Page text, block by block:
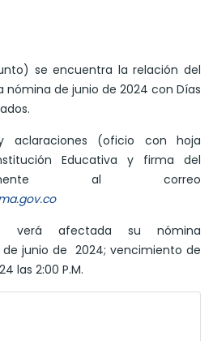
se encuentra la relación del
nómina de junio de 2024 con Días
aclaraciones (oficio con hoja
Educativa y firma del
al correo
afectada su nómina
junio de 2024; vencimiento de
las 2:00 P.M.